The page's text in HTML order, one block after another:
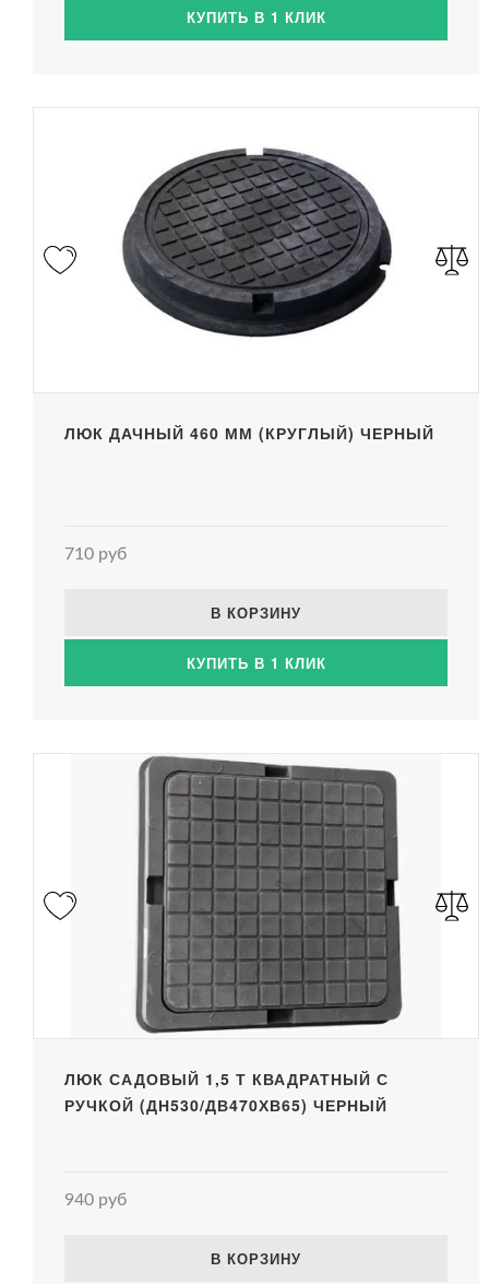
КУПИТЬ В 1 КЛИК
ЛЮК ДАЧНЫЙ 460 ММ (КРУГЛЫЙ) ЧЕРНЫЙ
710 руб
В КОРЗИНУ
КУПИТЬ В 1 КЛИК
ЛЮК САДОВЫЙ 1,5 Т КВАДРАТНЫЙ С
РУЧКОЙ (ДН530/ДВ470ХВ65) ЧЕРНЫЙ
940 руб
В КОРЗИНУ